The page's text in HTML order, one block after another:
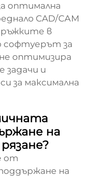
оптимална
CAD/САМ
в
софтуерът за
оптимизира
и
за максимална
на
от
на